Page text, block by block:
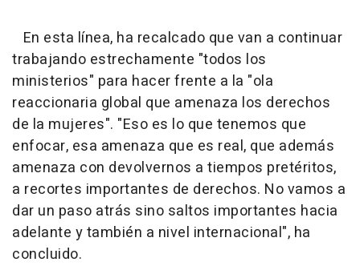
En esta línea, ha recalcado que van a continuar
trabajando estrechamente "todos los
ministerios" para hacer frente a la "ola
reaccionaria global que amenaza los derechos
de la mujeres". "Eso es lo que tenemos que
enfocar, esa amenaza que es real, que además
amenaza con devolvernos a tiempos pretéritos,
a recortes importantes de derechos. No vamos a
dar un paso atrás sino saltos importantes hacia
adelante y también a nivel internacional", ha
concluido.